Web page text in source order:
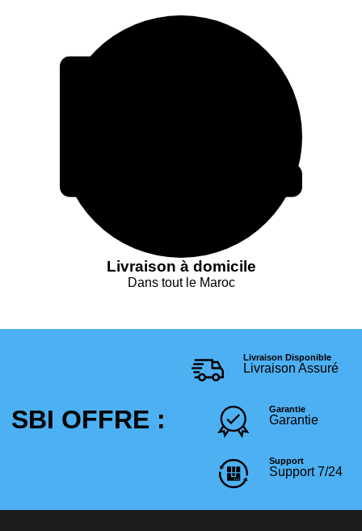
Livraison à domicile
Dans tout le Maroc
SBI OFFRE :
Livraison Disponible
Livraison Assuré
Garantie
Garantie
Support
Support 7/24